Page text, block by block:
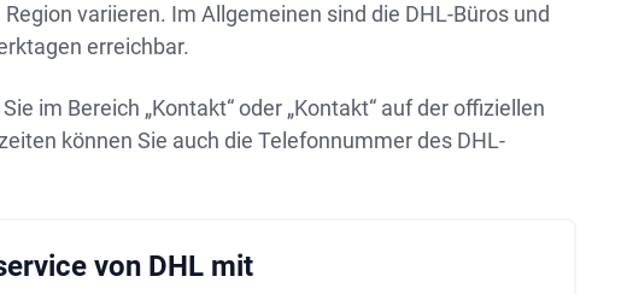
variieren. Im Allgemeinen sind die DHL-Büros und
erreichbar.
im Bereich „Kontakt“ oder „Kontakt“ auf der offiziellen
können Sie auch die Telefonnummer des DHL-
von DHL mit